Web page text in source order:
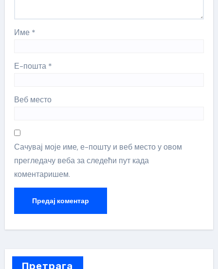
Име *
Е-пошта *
Веб место
Сачувај моје име, е-пошту и веб место у овом
прегледачу веба за следећи пут када
коментаришем.
Претрага